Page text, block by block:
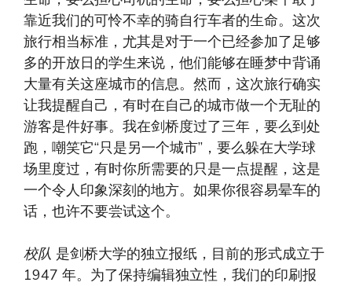
靠近我们的可怜不幸的骑自行车者的生命。这次
旅行相当标准，尤其是对于一个已经参加了足够
多的开放日的学生来说，他们能够在睡梦中背诵
大量有关这座城市的信息。然而，这次旅行确实
让我提醒自己，有时在自己的城市做一个无耻的
游客是件好事。我在剑桥度过了三年，要么到处
跑，嘲笑它“只是另一个城市”，要么躲在大学球
场里度过，有时你所需要的只是一点提醒，这是
一个令人印象深刻的地方。如果你很容易晕车的
话，也许不要尝试这个。
校队 是剑桥大学的独立报纸，目前的形式成立于
1947 年。为了保持编辑独立性，我们的印刷报